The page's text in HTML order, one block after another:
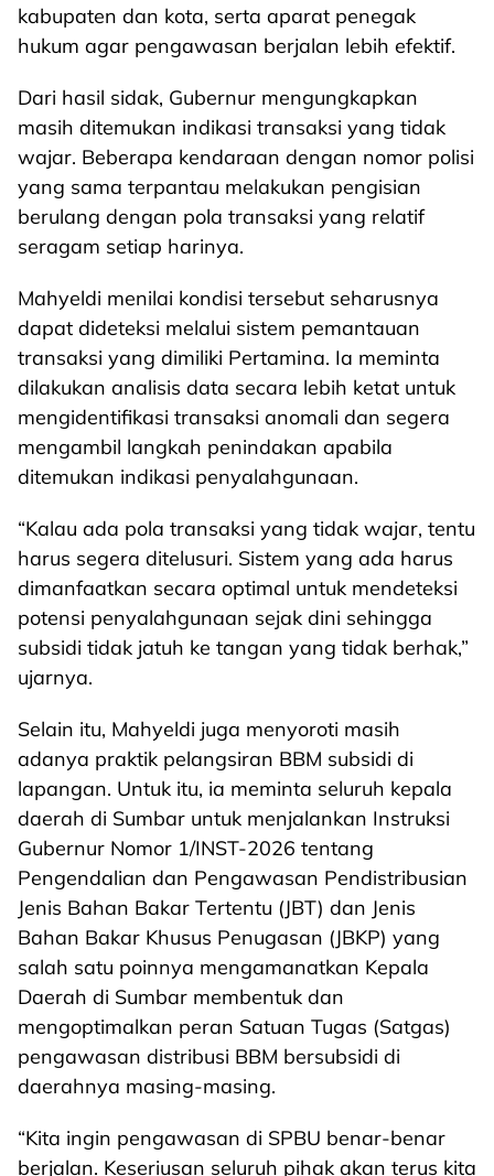
kabupaten dan kota, serta aparat penegak
hukum agar pengawasan berjalan lebih efektif.
Dari hasil sidak, Gubernur mengungkapkan
masih ditemukan indikasi transaksi yang tidak
wajar. Beberapa kendaraan dengan nomor polisi
yang sama terpantau melakukan pengisian
berulang dengan pola transaksi yang relatif
seragam setiap harinya.
Mahyeldi menilai kondisi tersebut seharusnya
dapat dideteksi melalui sistem pemantauan
transaksi yang dimiliki Pertamina. Ia meminta
dilakukan analisis data secara lebih ketat untuk
mengidentifikasi transaksi anomali dan segera
mengambil langkah penindakan apabila
ditemukan indikasi penyalahgunaan.
“Kalau ada pola transaksi yang tidak wajar, tentu
harus segera ditelusuri. Sistem yang ada harus
dimanfaatkan secara optimal untuk mendeteksi
potensi penyalahgunaan sejak dini sehingga
subsidi tidak jatuh ke tangan yang tidak berhak,”
ujarnya.
Selain itu, Mahyeldi juga menyoroti masih
adanya praktik pelangsiran BBM subsidi di
lapangan. Untuk itu, ia meminta seluruh kepala
daerah di Sumbar untuk menjalankan Instruksi
Gubernur Nomor 1/INST-2026 tentang
Pengendalian dan Pengawasan Pendistribusian
Jenis Bahan Bakar Tertentu (JBT) dan Jenis
Bahan Bakar Khusus Penugasan (JBKP) yang
salah satu poinnya mengamanatkan Kepala
Daerah di Sumbar membentuk dan
mengoptimalkan peran Satuan Tugas (Satgas)
pengawasan distribusi BBM bersubsidi di
daerahnya masing-masing.
“Kita ingin pengawasan di SPBU benar-benar
berjalan. Keseriusan seluruh pihak akan terus kita